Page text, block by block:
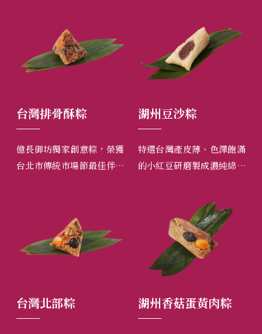
意粽，榮獲
節最佳伴手
湖州豆沙粽
特選台灣產皮薄、色澤飽滿
的小紅豆研磨製成濃純綿密
湖州香菇蛋黃肉粽
東坡福菜粽
東坡福菜粽吃來有梅
爽脆口感搭上招牌東
灣產現打鹹蛋黃，
郁！
羊肉爐